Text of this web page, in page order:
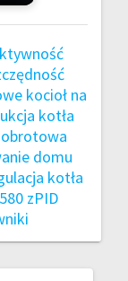
kocioł na
kotła
obrotowa
domu
kotła
zPID